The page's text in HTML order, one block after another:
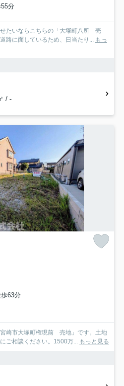
分
たいならこちらの「大塚町八所 売
路に面しているため、日当たり... もっ
/ -
63分
崎市大塚町権現前 売地」です。土地
ご相談ください。1500万... もっと見る